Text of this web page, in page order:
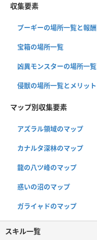
収集要素
プーギーの場所一覧と報酬
宝箱の場所一覧
凶異モンスターの場所一覧
侵獣の場所一覧とメリット
マップ別収集要素
アズラル領域のマップ
カナルタ深林のマップ
龍の八ツ峰のマップ
惑いの沼のマップ
ガライャドのマップ
スキル一覧